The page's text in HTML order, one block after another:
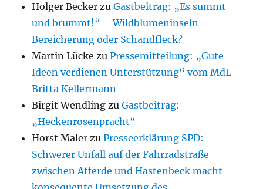
Holger Becker zuGastbeitrag: „Es summt
und brummt!“ – Wildblumeninseln –
Bereicherung oder Schandfleck?
Martin Lücke zuPressemitteilung: „Gute
Ideen verdienen Unterstützung“ vom MdL
Britta Kellermann
Birgit Wendling zuGastbeitrag:
„Heckenrosenpracht“
Horst Maler zuPresseerklärung SPD:
Schwerer Unfall auf der Fahrradstraße
zwischen Afferde und Hastenbeck macht